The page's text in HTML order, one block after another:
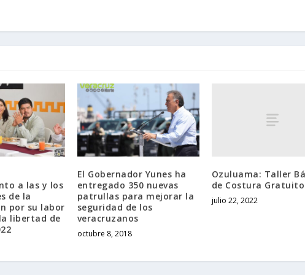
a las y los
de la
por su labor
libertad de
El Gobernador Yunes ha
entregado 350 nuevas
patrullas para mejorar la
seguridad de los
veracruzanos
octubre 8, 2018
Ozuluama: Taller
de Costura Gratuito
julio 22, 2022